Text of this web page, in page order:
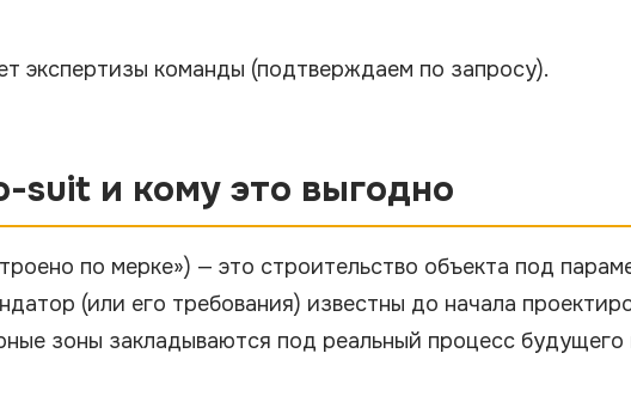
экспертизы команды (подтверждаем по запросу).
suit и кому это выгодно
по мерке») — это строительство объекта под
(или его требования) известны до начала
зоны закладываются под реальный процесс